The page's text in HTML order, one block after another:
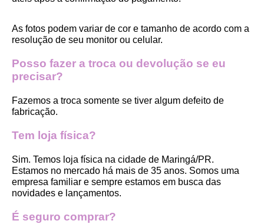
As fotos podem variar de cor e tamanho de acordo com a
resolução de seu monitor ou celular.
Posso fazer a troca ou devolução se eu
precisar?
Fazemos a troca somente se tiver algum defeito de
fabricação.
Tem loja física?
Sim. Temos loja física na cidade de Maringá/PR.
Estamos no mercado há mais de 35 anos. Somos uma
empresa familiar e sempre estamos em busca das
novidades e lançamentos.
É seguro comprar?